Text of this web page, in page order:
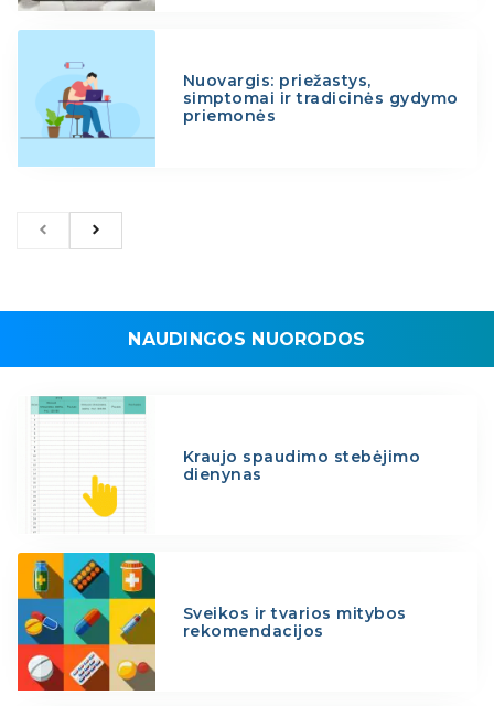
Nuovargis: priežastys,
simptomai ir tradicinės gydymo
priemonės
NAUDINGOS NUORODOS
Kraujo spaudimo stebėjimo
dienynas
Sveikos ir tvarios mitybos
rekomendacijos